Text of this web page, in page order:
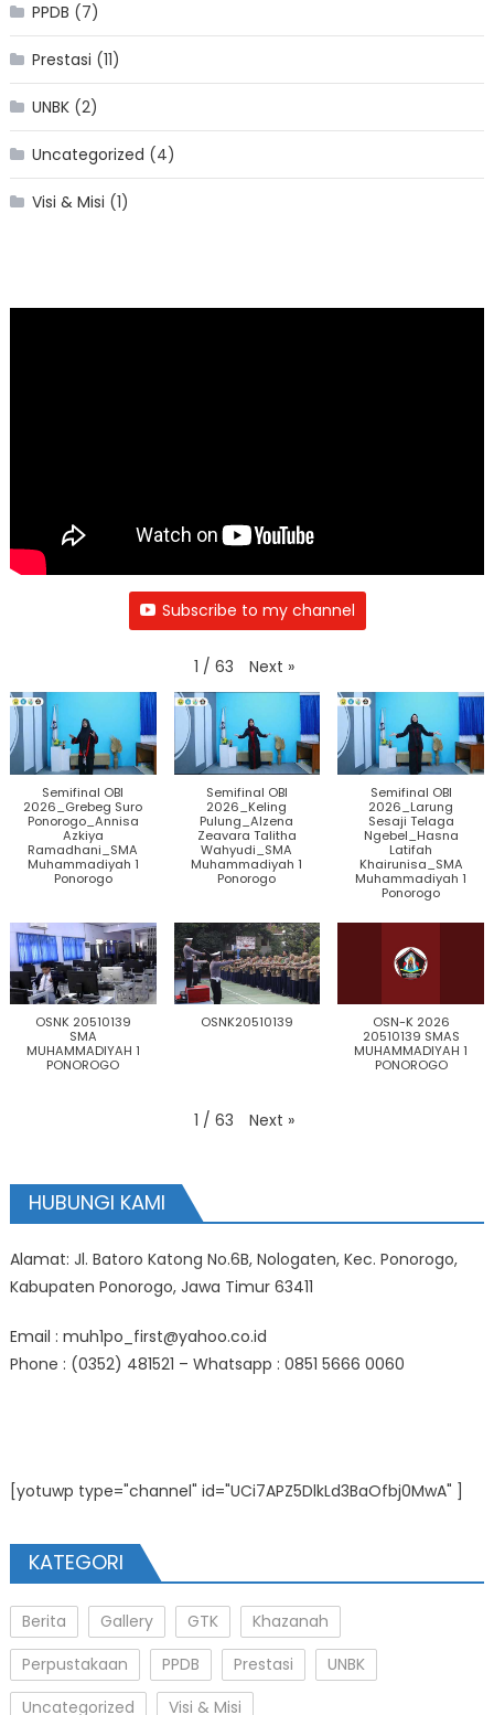
PPDB (7)
Prestasi (11)
UNBK(2)
Uncategorized (4)
Visi & Misi (1)
Subscribe to my channel
1 / 63 Next »
Semifinal OBI
2026_Grebeg Suro
Ponorogo_Annisa
Azkiya
Ramadhani_SMA
Muhammadiyah 1
Ponorogo
Semifinal OBI
2026_Keling
Pulung_Alzena
Zeavara Talitha
Wahyudi_SMA
Muhammadiyah 1
Ponorogo
Semifinal OBI
2026_Larung
Sesaji Telaga
Ngebel_Hasna
Latifah
Khairunisa_SMA
Muhammadiyah 1
Ponorogo
OSNK 20510139
SMA
MUHAMMADIYAH 1
PONOROGO
OSNK20510139
OSN-K 2026
20510139 SMAS
MUHAMMADIYAH 1
PONOROGO
1 / 63 Next »
HUBUNGI KAMI
Alamat: Jl. Batoro Katong No.6B, Nologaten, Kec. Ponorogo,
Kabupaten Ponorogo, Jawa Timur 63411
Email : muh1po_first@yahoo.co.id
Phone : (0352) 481521 – Whatsapp : 0851 5666 0060
[yotuwp type="channel" id="UCi7APZ5DlkLd3BaOfbj0MwA" ]
KATEGORI
Berita Gallery GTK
Khazanah
Perpustakaan
PPDB Prestasi
UNBK
Uncategorized
Visi & Misi